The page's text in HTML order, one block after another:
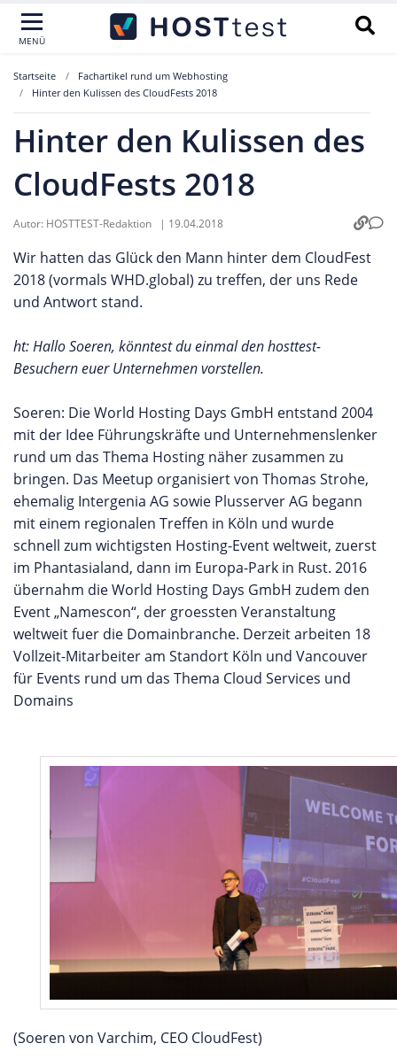
MENÜ
Startseite
Fachartikel rund um Webhosting
Hinter den Kulissen des CloudFests 2018
Hinter den Kulissen des
CloudFests 2018
Autor: HOSTTEST-Redaktion | 19.04.2018
Wir hatten das Glück den Mann hinter dem CloudFest
2018 (vormals WHD.global) zu treffen, der uns Rede
und Antwort stand.
ht: Hallo Soeren, könntest du einmal den hosttest-
Besuchern euer Unternehmen vorstellen.
Soeren: Die World Hosting Days GmbH entstand 2004
mit der Idee Führungskräfte und Unternehmenslenker
rund um das Thema Hosting näher zusammen zu
bringen. Das Meetup organisiert von Thomas Strohe,
ehemalig Intergenia AG sowie Plusserver AG begann
mit einem regionalen Treffen in Köln und wurde
schnell zum wichtigsten Hosting-Event weltweit, zuerst
im Phantasialand, dann im Europa-Park in Rust. 2016
übernahm die World Hosting Days GmbH zudem den
Event „Namescon“, der groessten Veranstaltung
weltweit fuer die Domainbranche. Derzeit arbeiten 18
Vollzeit-Mitarbeiter am Standort Köln und Vancouver
für Events rund um das Thema Cloud Services und
Domains
(Soeren von Varchim, CEO CloudFest)